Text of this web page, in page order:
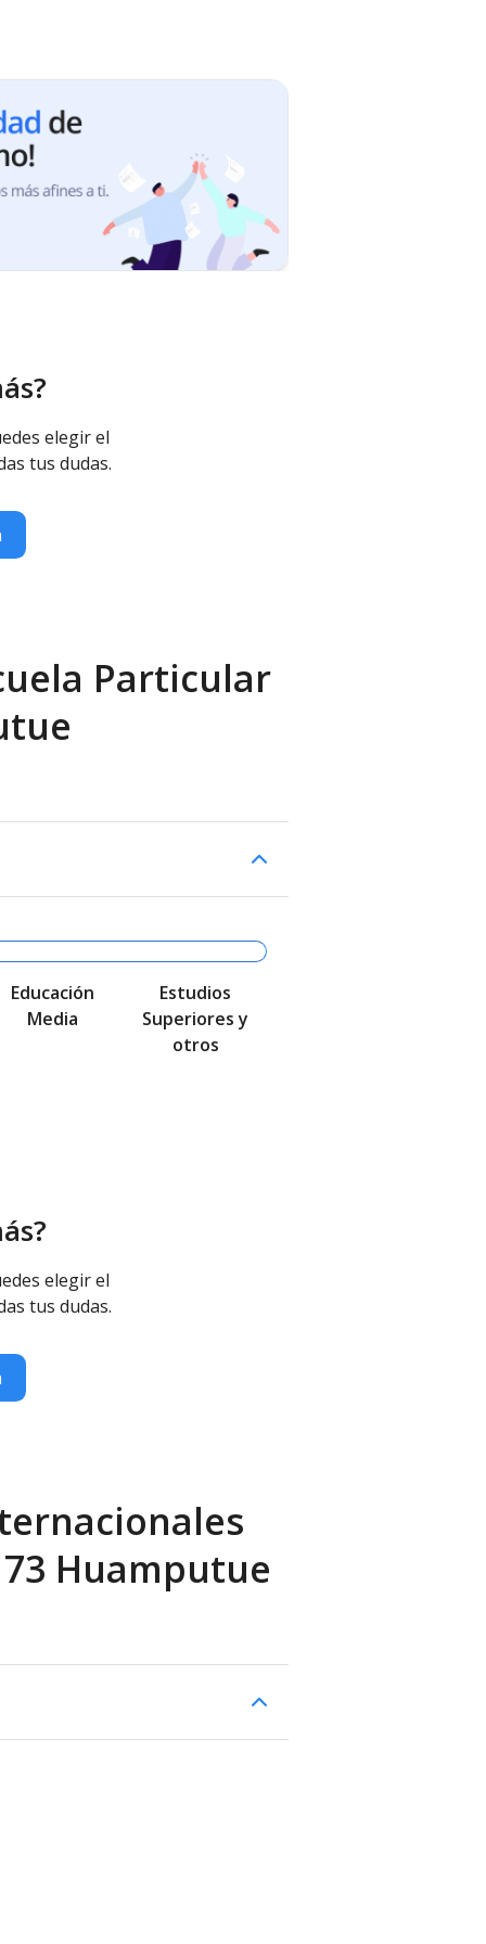
elegir el
tus dudas.
Particular
Educación
Media
Estudios
Superiores y
otros
elegir el
tus dudas.
Huamputue